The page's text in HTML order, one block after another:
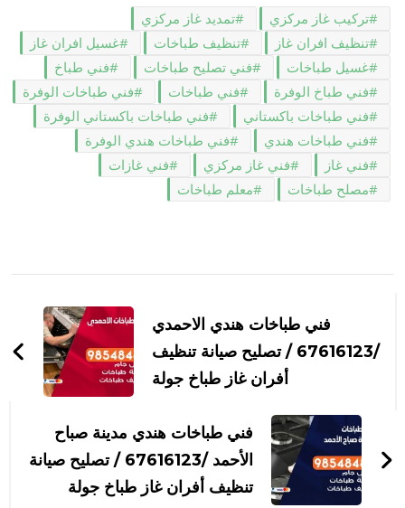
تركيب غاز مركزي
تمديد غاز مركزي
تنظيف افران غاز
تنظيف طباخات
غسيل افران غاز
غسيل طباخات
فني تصليح طباخات
فني طباخ
فني طباخ الوفرة
فني طباخات
فني طباخات الوفرة
فني طباخات باكستاني
فني طباخات باكستاني الوفرة
فني طباخات هندي
فني طباخات هندي الوفرة
فني غاز
فني غاز مركزي
فني غازات
مصلح طباخات
معلم طباخات
التدوينات
فني طباخات هندي الاحمدي
/67616123 / تصليح صيانة تنظيف
أفران غاز طباخ جولة
فني طباخات هندي مدينة صباح
الأحمد /67616123 / تصليح صيانة
تنظيف أفران غاز طباخ جولة